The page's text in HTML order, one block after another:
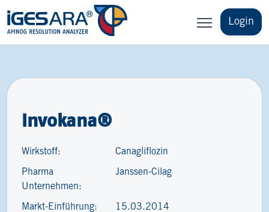
Login
Invokana®
Wirkstoff: Canagliflozin
Pharma
Unternehmen:
Janssen-Cilag
Markt-Einführung: 15.03.2014